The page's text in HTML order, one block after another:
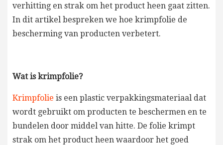
verhitting en strak om het product heen gaat zitten.
In dit artikel bespreken we hoe krimpfolie de
bescherming van producten verbetert.
Wat is krimpfolie?
Krimpfolie is een plastic verpakkingsmateriaal dat
wordt gebruikt om producten te beschermen en te
bundelen door middel van hitte. De folie krimpt
strak om het product heen waardoor het goed